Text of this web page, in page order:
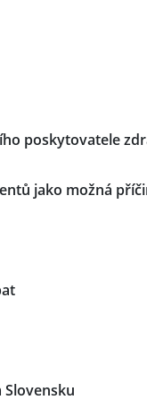
poskytovatele
jako možná